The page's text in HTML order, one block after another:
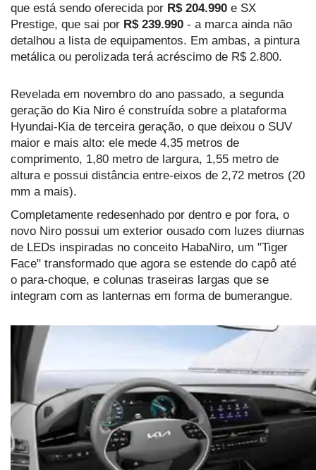
que está sendo oferecida por R$ 204.990 e SX
Prestige, que sai por R$ 239.990 - a marca ainda não
detalhou a lista de equipamentos. Em ambas, a pintura
metálica ou perolizada terá acréscimo de R$ 2.800.
Revelada em novembro do ano passado, a segunda
geração do Kia Niro é construída sobre a plataforma
Hyundai-Kia de terceira geração, o que deixou o SUV
maior e mais alto: ele mede 4,35 metros de
comprimento, 1,80 metro de largura, 1,55 metro de
altura e possui distância entre-eixos de 2,72 metros (20
mm a mais).
Completamente redesenhado por dentro e por fora, o
novo Niro possui um exterior ousado com luzes diurnas
de LEDs inspiradas no conceito HabaNiro, um "Tiger
Face" transformado que agora se estende do capô até
o para-choque, e colunas traseiras largas que se
integram com as lanternas em forma de bumerangue.